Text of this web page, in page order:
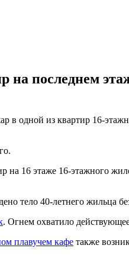
на последнем
в одной из квартир 16-
на 16 этаже 16-этажного
тело 40-летнего жильца
. Огнем охватило
плавучем кафе также